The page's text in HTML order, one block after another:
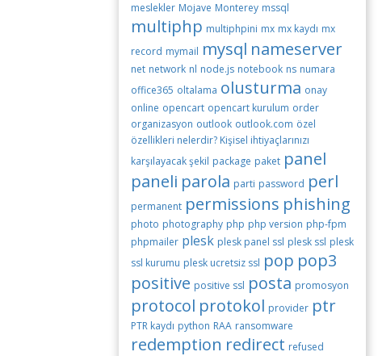
meslekler Mojave Monterey mssql
multiphp multiphpini mx mx kaydı mx
record mymail mysql nameserver
net network nl node.js notebook ns numara
office365 oltalama olusturma onay
online opencart opencart kurulum order
organizasyon outlook outlook.com özel
özellikleri nelerdir? Kişisel ihtiyaçlarınızı
karşılayacak şekil package paket panel
paneli parola parti password perl
permanent permissions phishing
photo photography php php version php-fpm
phpmailer plesk plesk panel ssl plesk ssl plesk
ssl kurumu plesk ucretsiz ssl pop pop3
positive positive ssl posta promosyon
protocol protokol provider ptr
PTR kaydı python RAA ransomware
redemption redirect refused